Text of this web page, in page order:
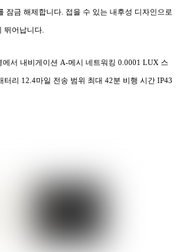
잠금 해제합니다. 접을 수 있는 내후성 디자인으로
뛰어납니다.
에서 내비게이션 A-메시 네트워킹 0.0001 LUX 스
터리 12.4마일 전송 범위 최대 42분 비행 시간 IP43